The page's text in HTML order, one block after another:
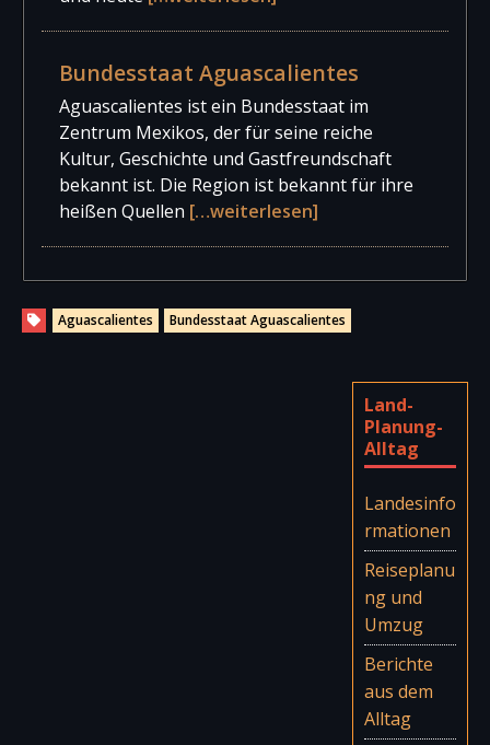
Bundesstaat Aguascalientes
Aguascalientes ist ein Bundesstaat im
Zentrum Mexikos, der für seine reiche
Kultur, Geschichte und Gastfreundschaft
bekannt ist. Die Region ist bekannt für ihre
heißen Quellen […weiterlesen]
Aguascalientes Bundesstaat Aguascalientes
Land-
Planung-
Alltag
Landesinfo
rmationen
Reiseplanu
ng und
Umzug
Berichte
aus dem
Alltag